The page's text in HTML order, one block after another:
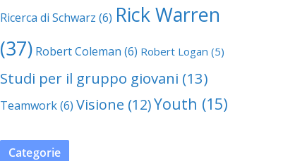
Ricerca di Schwarz (6) Rick Warren
(37) Robert Coleman (6) Robert Logan (5)
Studi per il gruppo giovani (13)
Teamwork(6) Visione (12)Youth (15)
Categorie